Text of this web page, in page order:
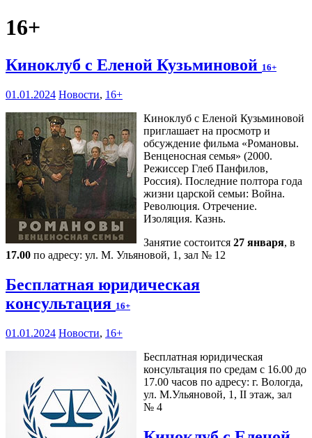
16+
Киноклуб с Еленой Кузьминовой 16+
01.01.2024 Новости, 16+
Киноклуб с Еленой Кузьминовой
приглашает на просмотр и
обсуждение фильма «Романовы.
Венценосная семья» (2000.
Режиссер Глеб Панфилов,
Россия). Последние полтора года
жизни царской семьи: Война.
Революция. Отречение.
Изоляция. Казнь.
Занятие состоится 27 января, в
17.00 по адресу: ул. М. Ульяновой, 1, зал № 12
Бесплатная юридическая
консультация 16+
01.01.2024 Новости, 16+
Бесплатная юридическая
консультация по средам с 16.00 до
17.00 часов по адресу: г. Вологда,
ул. М.Ульяновой, 1, II этаж, зал
№ 4